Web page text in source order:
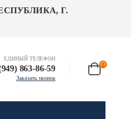
Г.
ЕДИНЫЙ ТЕЛЕФОН
863-86-59
Заказать звонок